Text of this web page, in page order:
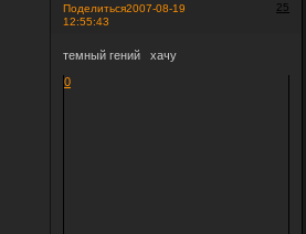
Поделиться 25
2007-08-19
12:55:43
темный гений хачу
0